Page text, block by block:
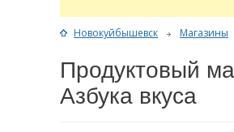
Новокуйбышевск Магазины
Продуктовый
Азбука вкуса